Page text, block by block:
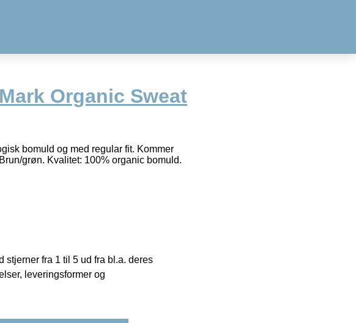
Organic Sweat
bomuld og med regular fit. Kommer
grøn. Kvalitet: 100% organic bomuld.
fra 1 til 5 ud fra bl.a. deres
leveringsformer og